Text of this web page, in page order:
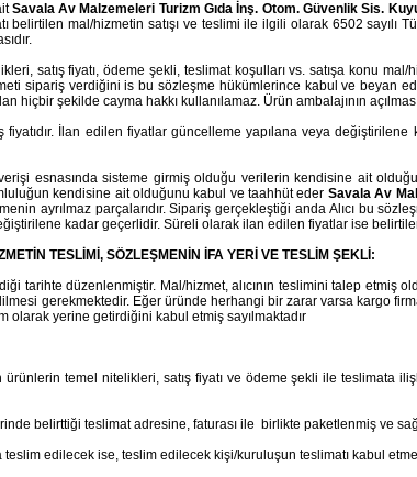
Savala Av Malzemeleri Turizm Gıda İnş. Otom. Güvenlik Sis.
belirtilen mal/hizmetin satışı ve teslimi ile ilgili olarak 6502
satış fiyatı, ödeme şekli, teslimat koşulları vs. satışa konu
sipariş verdiğini is bu sözleşme hükümlerince kabul ve beyan
hiçbir şekilde cayma hakkı kullanılamaz. Ürün ambalajının
fiyatıdır. İlan edilen fiyatlar güncelleme yapılana veya
esnasında sisteme girmiş olduğu verilerin kendisine ait
kendisine ait olduğunu kabul ve taahhüt eder Savala Av
ayrılmaz parçalarıdır. Sipariş gerçekleştiği anda Alıcı bu
kadar geçerlidir. Süreli olarak ilan edilen fiyatlar ise
TESLİMİ, SÖZLEŞMENİN İFA YERİ VE TESLİM ŞEKLİ:
tarihte düzenlenmiştir. Mal/hizmet, alıcının teslimini talep
gerekmektedir. Eğer üründe herhangi bir zarar varsa kargo
olarak yerine getirdiğini kabul etmiş sayılmaktadır
ürünlerin temel nitelikleri, satış fiyatı ve ödeme şekli ile
belirttiği teslimat adresine, faturası ile birlikte paketlenmiş ve
edilecek ise, teslim edilecek kişi/kuruluşun teslimatı kabul